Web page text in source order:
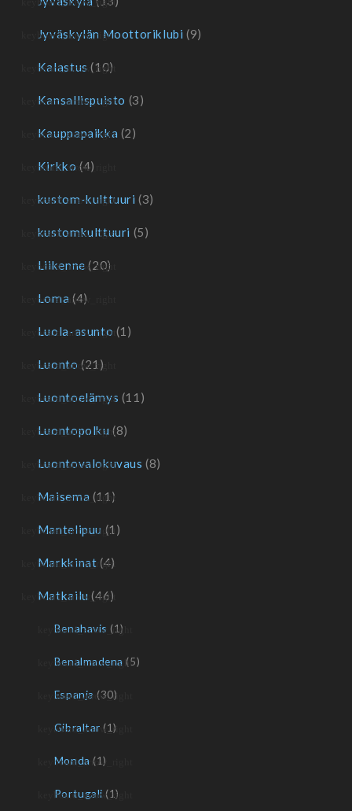
Jyväskylän Moottoriklubi (9)
Kalastus (10)
Kansallispuisto (3)
Kauppapaikka (2)
Kirkko (4)
kustom-kulttuuri (3)
kustomkulttuuri (5)
Liikenne (20)
Loma (4)
Luola-asunto (1)
Luonto (21)
Luontoelämys (11)
Luontopolku (8)
Luontovalokuvaus (8)
Maisema (11)
Mantelipuu (1)
Markkinat (4)
Matkailu (46)
Benahavis (1)
Benalmadena (5)
Espanja (30)
Gibraltar (1)
Monda (1)
Portugali (1)